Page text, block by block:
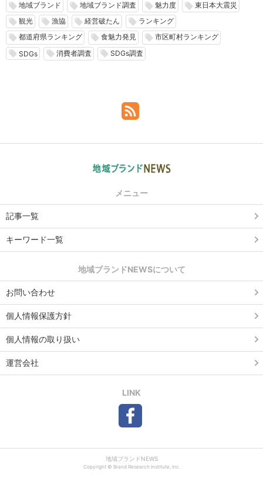
local_offer 地域ブランド local_offer 地域ブランド調査 local_offer 魅力度 local_offer 東日本大震災
local_offer 観光 local_offer 漁協 local_offer 経営破たん local_offer ランキング
local_offer 都道府県ランキング local_offer 食魅力発見 local_offer 市区町村ランキング
local_offer SDGs local_offer 消費者調査 local_offer SDGs調査
メニュー
記事一覧
キーワード一覧
地域ブランドNEWSについて
お問い合わせ
個人情報保護方針
個人情報の取り扱い
運営会社
LINK
地域ブランドNEWS
Copyright © Brand Research Institute, Inc.